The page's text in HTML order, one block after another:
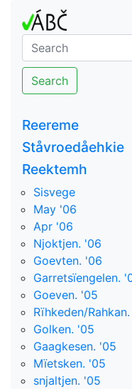
Search
Reereme
Ståvroedåehkie
Reektemh
Sisvege
May '06
Apr '06
Njoktjen. '06
Goevten. '06
Garretsïengelen.
Goeven. '05
Rïhkeden/
Golken. '05
Gaagkesen. '05
Mïetsken. '05
snjaltjen. '05